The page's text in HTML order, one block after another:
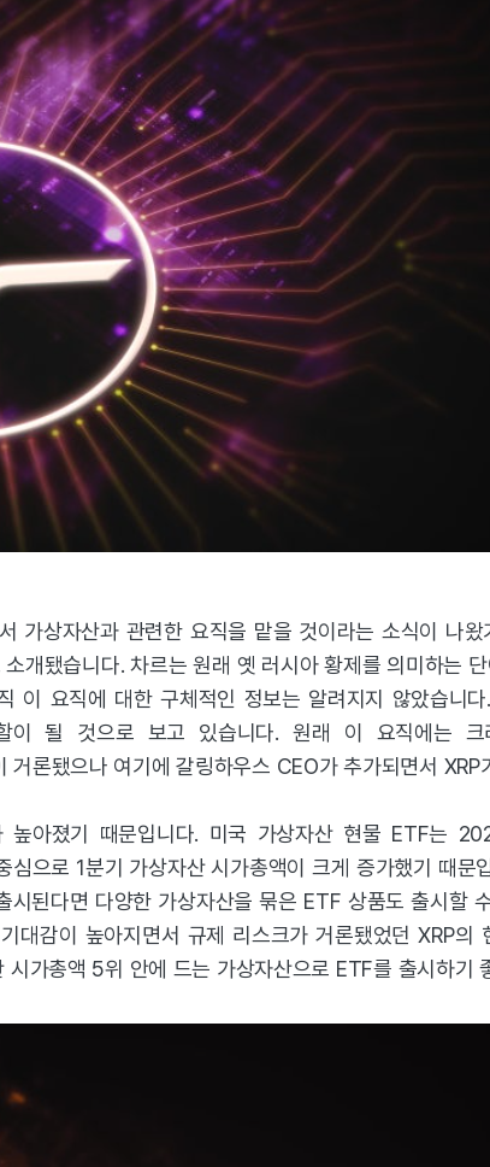
가상자산과 관련한 요직을 맡을 것이라는 소식이 나
개됐습니다. 차르는 원래 옛 러시아 황제를 의미하는
이 요직에 대한 구체적인 정보는 알려지지 않았습니
이 될 것으로 보고 있습니다. 원래 이 요직에는 크
론됐으나 여기에 갈링하우스 CEO가 추가되면서
아졌기 때문입니다. 미국 가상자산 현물 ETF는
으로 1분기 가상자산 시가총액이 크게 증가했기 때문
된다면 다양한 가상자산을 묶은 ETF 상품도 출시할
감이 높아지면서 규제 리스크가 거론됐었던 XRP의
가총액 5위 안에 드는 가상자산으로 ETF를 출시하기